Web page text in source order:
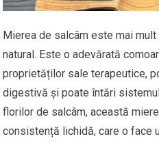
Mierea de salcâm este mai
natural. Este o adevărată
proprietăților sale terapeutice,
digestivă și poate întări
florilor de salcâm, această
consistență lichidă, care o face